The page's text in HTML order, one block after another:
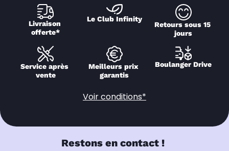
Livraison
offerte*
Le Club Infinity
Retours sous 15
jours
Service après
vente
Meilleurs prix
garantis
Boulanger Drive
Voir conditions*
Restons en contact !